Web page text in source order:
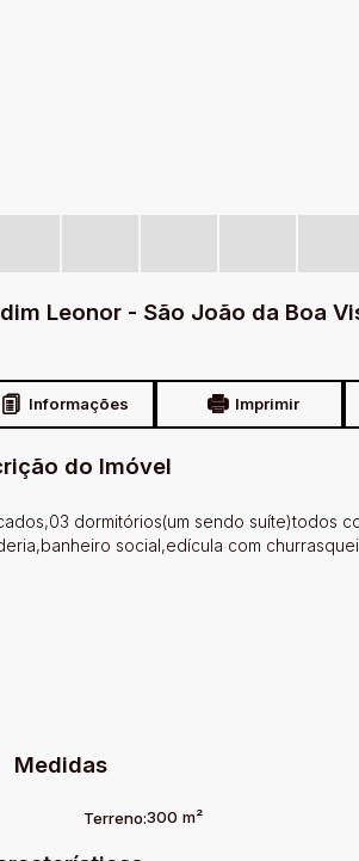
Leonor - São João da Boa
Informações Imprimir
do Imóvel
dormitórios(um sendo suíte)todos
social,edícula com
Medidas
Terreno:300 m²